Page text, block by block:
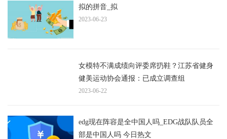
拟的拼音_拟
2023-06-23
女模特不满成绩向评委席扔鞋？江苏省健身
健美运动协会通报：已成立调查组
2023-06-22
edg现在阵容是全中国人吗_EDG战队队员全
部是中国人吗 今日热文